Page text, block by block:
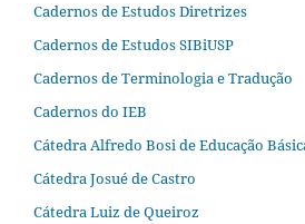
Cadernos de Estudos Diretrizes
Cadernos de Estudos SIBiUSP
Cadernos de Terminologia e Tradução
Cadernos do IEB
Cátedra Alfredo Bosi de Educação
Cátedra Josué de Castro
Cátedra Luiz de Queiroz